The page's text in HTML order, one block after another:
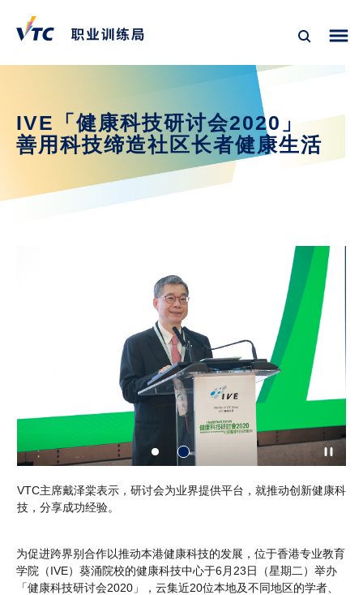
IVE「健康科技研讨会2020」
善用科技缔造社区长者健康生活
VTC主席戴泽棠表示，研讨会为业界提供平台，就推动创新健康科
技，分享成功经验。
为促进跨界别合作以推动本港健康科技的发展，位于香港专业教育
学院（IVE）葵涌院校的健康科技中心于6月23日（星期二）举办
「健康科技研讨会2020」，云集近20位本地及不同地区的学者、